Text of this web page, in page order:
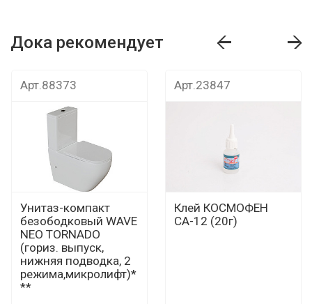
Дока рекомендует
Арт.88373
Унитаз-компакт
безободковый WAVE
NEO TORNADO
(гориз. выпуск,
нижняя подводка, 2
режима,микролифт)*
**
Арт.23847
Клей КОСМОФЕН
СА-12 (20г)
Дока рекомендует Дока